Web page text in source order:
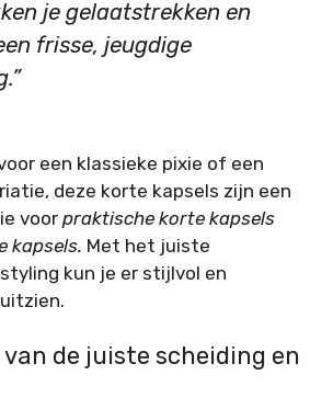
je gelaatstrekken en
frisse, jeugdige
een klassieke pixie of een
deze korte kapsels zijn een
voor praktische korte kapsels
kapsels. Met het juiste
kun je er stijlvol en
de juiste scheiding en